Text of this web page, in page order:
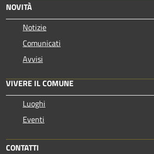
NOVITÀ
Notizie
Comunicati
Avvisi
VIVERE IL COMUNE
Luoghi
Eventi
CONTATTI